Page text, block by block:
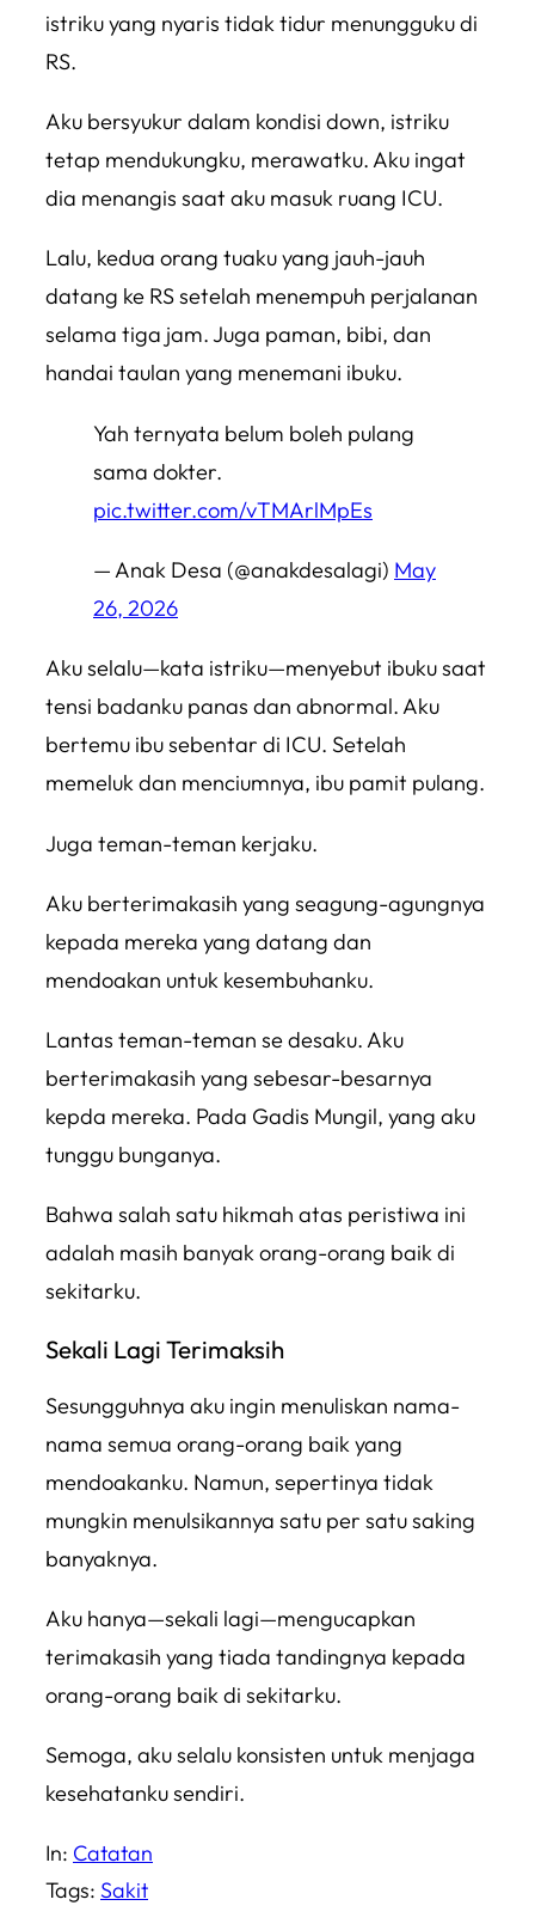
istriku yang nyaris tidak tidur menungguku di
RS.
Aku bersyukur dalam kondisi down, istriku
tetap mendukungku, merawatku. Aku ingat
dia menangis saat aku masuk ruang ICU.
Lalu, kedua orang tuaku yang jauh-jauh
datang ke RS setelah menempuh perjalanan
selama tiga jam. Juga paman, bibi, dan
handai taulan yang menemani ibuku.
Yah ternyata belum boleh pulang
sama dokter.
pic.twitter.com/vTMArlMpEs
— Anak Desa (@anakdesalagi) May
26, 2026
Aku selalu—kata istriku—menyebut ibuku saat
tensi badanku panas dan abnormal. Aku
bertemu ibu sebentar di ICU. Setelah
memeluk dan menciumnya, ibu pamit pulang.
Juga teman-teman kerjaku.
Aku berterimakasih yang seagung-agungnya
kepada mereka yang datang dan
mendoakan untuk kesembuhanku.
Lantas teman-teman se desaku. Aku
berterimakasih yang sebesar-besarnya
kepda mereka. Pada Gadis Mungil, yang aku
tunggu bunganya.
Bahwa salah satu hikmah atas peristiwa ini
adalah masih banyak orang-orang baik di
sekitarku.
Sekali Lagi Terimaksih
Sesungguhnya aku ingin menuliskan nama-
nama semua orang-orang baik yang
mendoakanku. Namun, sepertinya tidak
mungkin menulsikannya satu per satu saking
banyaknya.
Aku hanya—sekali lagi—mengucapkan
terimakasih yang tiada tandingnya kepada
orang-orang baik di sekitarku.
Semoga, aku selalu konsisten untuk menjaga
kesehatanku sendiri.
In: Catatan
Tags: Sakit